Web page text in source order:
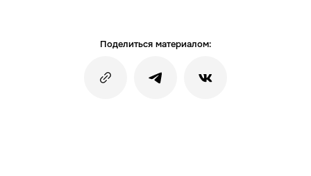
Поделиться материалом: